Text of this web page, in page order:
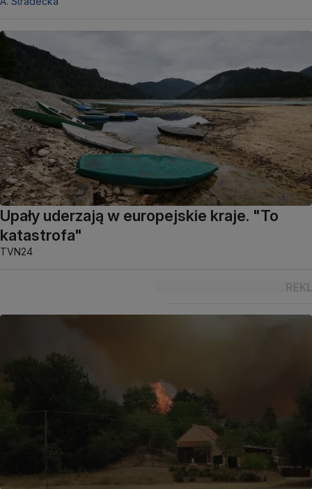
Upały uderzają w europejskie kraje. "To
katastrofa"
TVN24